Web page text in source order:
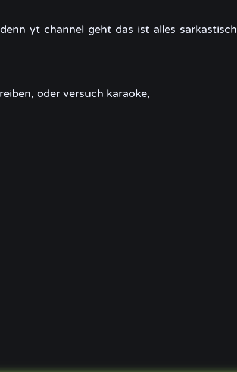
yt channel geht das ist alles sarkastisch
oder versuch karaoke,